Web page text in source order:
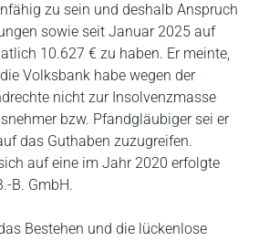
zu sein und deshalb Anspruch
sowie seit Januar 2025 auf
10.627 € zu haben. Er meinte,
Volksbank habe wegen der
nicht zur Insolvenzmasse
bzw. Pfandgläubiger sei er
das Guthaben zuzugreifen.
auf eine im Jahr 2020 erfolgte
B. GmbH.
Bestehen und die lückenlose